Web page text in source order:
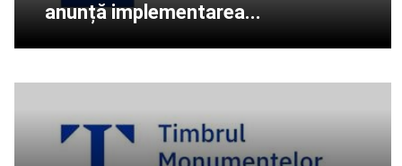
anunță implementarea...